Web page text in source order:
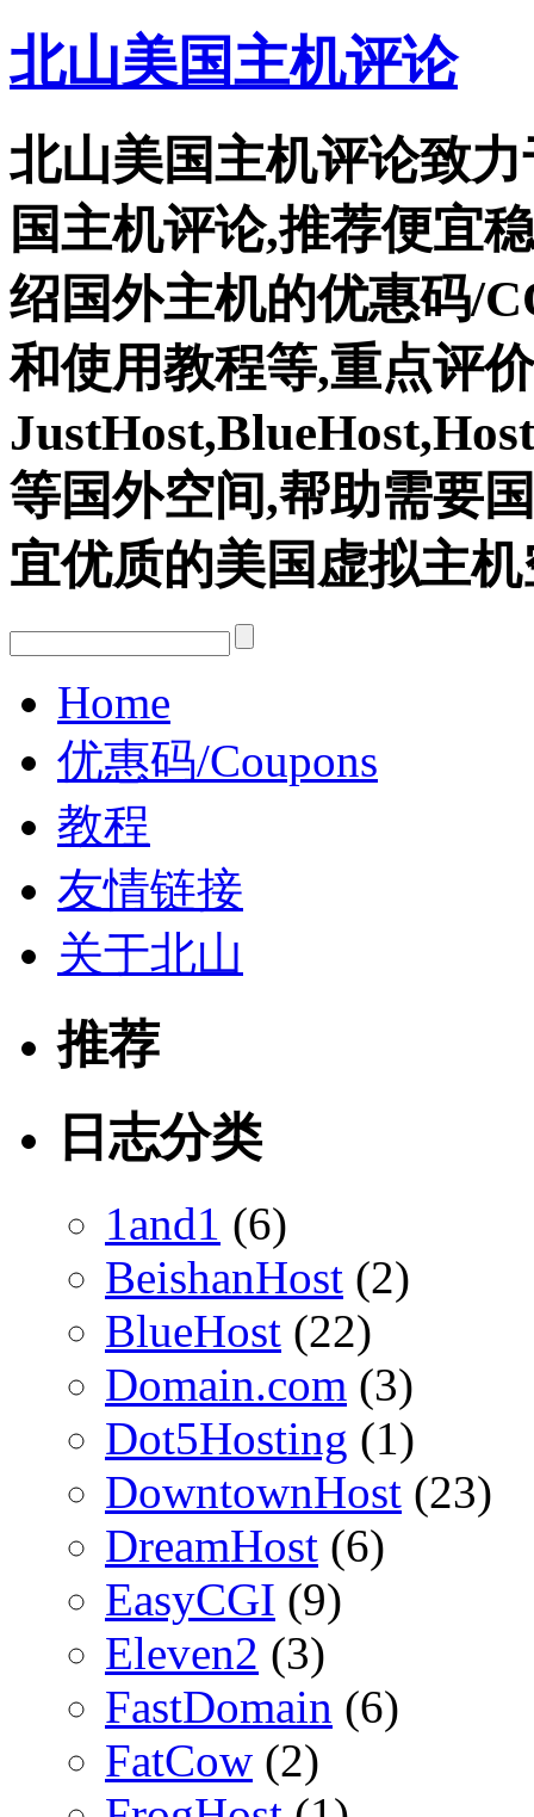
北山美国主机评论
北山美国主机评论致
国主机评论,推荐便宜
绍国外主机的优惠码/
和使用教程等,重点评价
等国外空间,帮助需要
宜优质的美国虚拟主
Home
优惠码/Coupons
教程
友情链接
关于北山
推荐
日志分类
1and1 (6)
BeishanHost (2)
BlueHost (22)
Domain.com (3)
Dot5Hosting (1)
DowntownHost (23)
DreamHost (6)
EasyCGI (9)
Eleven2 (3)
FastDomain (6)
FatCow (2)